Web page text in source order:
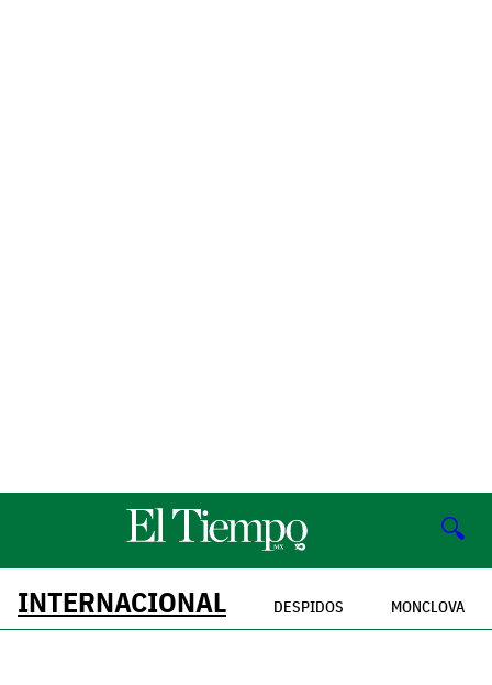
🔍
INTERNACIONAL DESPIDOS MONCLOVA